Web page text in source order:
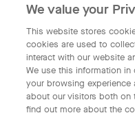
Bahasa Indonesia
We value your
This website stores
cookies are used to
interact with our website
We use this information
your browsing
about our visitors both on
find out more about the